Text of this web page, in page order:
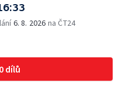
6. 8. 2026 na ČT24
dílů